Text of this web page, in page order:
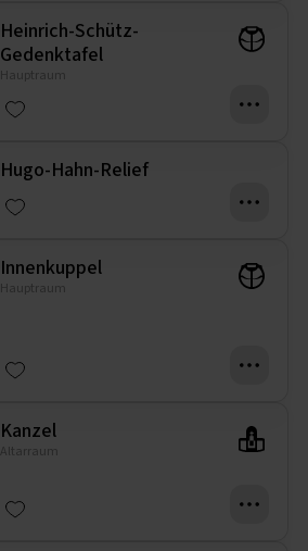
Heinrich-Schütz-
Gedenktafel
Hauptraum
Hugo-Hahn-Relief
Innenkuppel
Hauptraum
Kanzel
Altarraum